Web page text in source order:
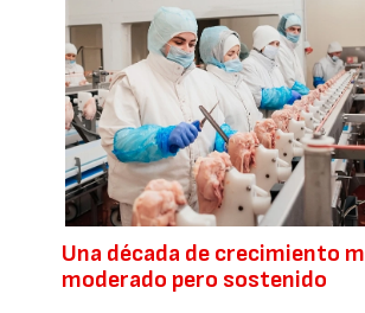
Una década de crecimiento
moderado pero sostenido